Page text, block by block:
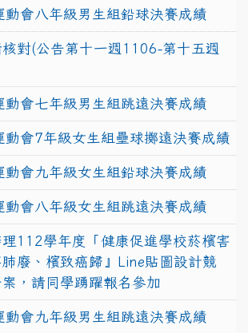
動會八年級男生組鉛球決賽成績
對(公告第十一週1106-第十五週
動會七年級男生組跳遠決賽成績
動會7年級女生組壘球擲遠決賽成績
動會九年級女生組鉛球決賽成績
動會八年級女生組跳遠決賽成績
112學年度「健康促進學校菸檳害
廢、檳致癌歸』Line貼圖設計競
，請同學踴躍報名參加
動會九年級男生組跳遠決賽成績